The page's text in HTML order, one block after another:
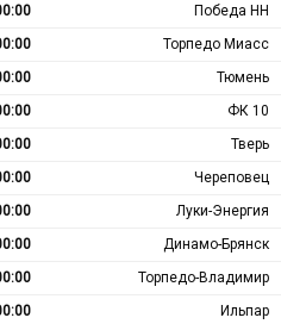
Победа НН
Торпедо Миасс
Тюмень
ФК 10
Тверь
Череповец
Луки-Энергия
Динамо-Брянск
Торпедо-Владимир
Ильпар